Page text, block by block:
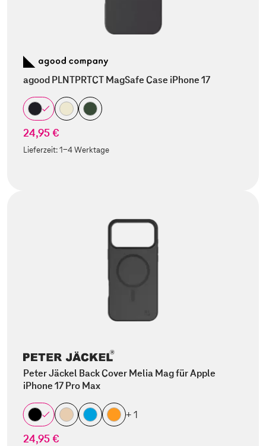
agood PLNTPRTCT MagSafe Case iPhone 17
24,95 €
Lieferzeit:1-4 Werktage
Peter Jäckel Back Cover Melia Mag für Apple
iPhone 17 Pro Max
+ 1
24,95 €